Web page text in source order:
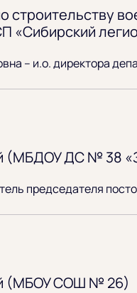
«Сибирский
– и.о. директора
(МБДОУ ДС № 38
председателя
(МБОУ СОШ № 26)